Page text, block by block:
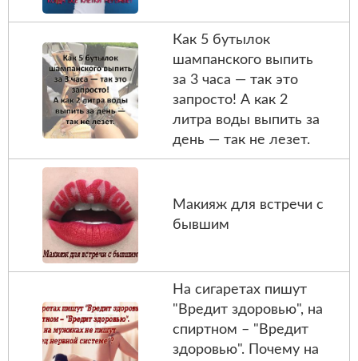
Как 5 бутылок
шампанского выпить
за 3 часа — так это
запросто! А как 2
литра воды выпить за
день — так не лезет.
Макияж для встречи с
бывшим
На сигаретах пишут
"Вредит здоровью", на
спиртном – "Вредит
здоровью". Почему на